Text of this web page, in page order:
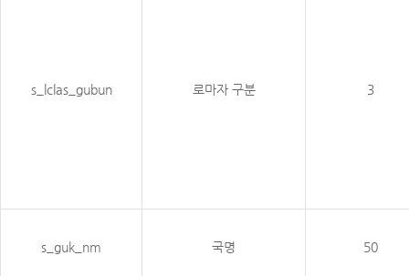
s_lclas_gubun 로마자 구분 3
s_guk_nm 국명 50